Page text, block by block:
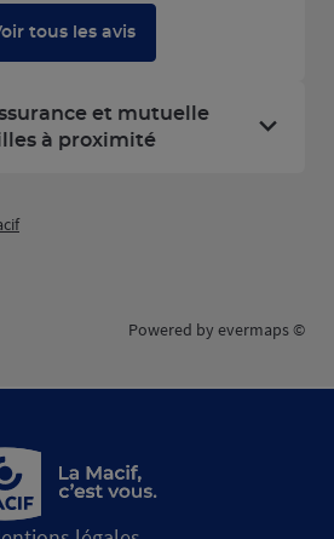
tous les avis
et mutuelle
à proximité
Powered by evermaps ©